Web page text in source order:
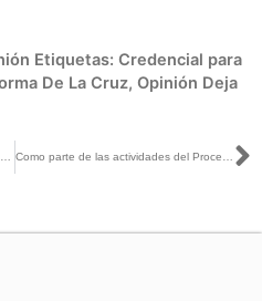
Etiquetas: Credencial para
De La Cruz, Opinión Deja